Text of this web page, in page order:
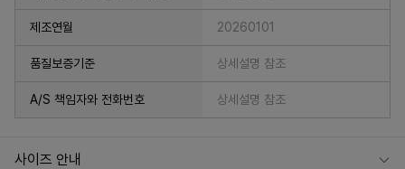
제조연월 20260101
품질보증기준 상세설명 참조
A/S 책임자와 전화번호 상세설명 참조
사이즈 안내